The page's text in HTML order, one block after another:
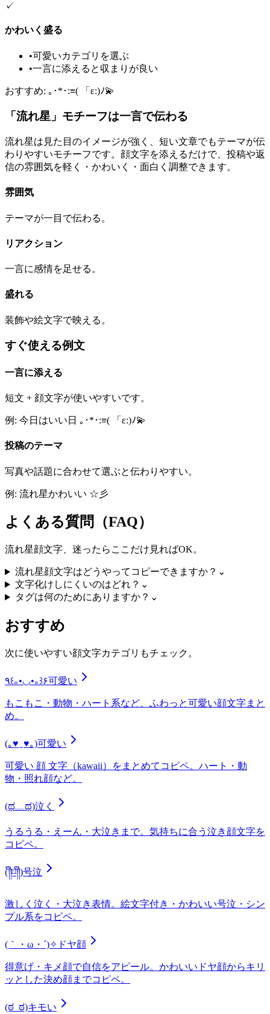
✓
かわいく盛る
•可愛いカテゴリを選ぶ
•一言に添えると収まりが良い
おすすめ: ｡･*･:≡( 「ε:)ﾉ💫
「流れ星」モチーフは一言で伝わる
流れ星は見た目のイメージが強く、短い文章でもテーマが伝
わりやすいモチーフです。顔文字を添えるだけで、投稿や返
信の雰囲気を軽く・かわいく・面白く調整できます。
雰囲気
テーマが一目で伝わる。
リアクション
一言に感情を足せる。
盛れる
装飾や絵文字で映える。
すぐ使える例文
一言に添える
短文 + 顔文字が使いやすいです。
例: 今日はいい日 ｡･*･:≡( 「ε:)ﾉ💫
投稿のテーマ
写真や話題に合わせて選ぶと伝わりやすい。
例: 流れ星かわいい ☆彡
よくある質問（FAQ）
流れ星顔文字、迷ったらここだけ見ればOK。
流れ星顔文字はどうやってコピーできますか？ ⌄
文字化けしにくいのはどれ？ ⌄
タグは何のためにありますか？ ⌄
おすすめ
次に使いやすい顔文字カテゴリもチェック。
٩꒰｡•◡•｡꒱۶可愛い
もこもこ・動物・ハート系など、ふわっと可愛い顔文字まと
め。
(｡♥‿♥｡)可愛い
可愛い 顔 文字（kawaii）をまとめてコピペ。ハート・動
物・照れ顔など。
(ಥ﹏ಥ)泣く
うるうる・えーん・大泣きまで。気持ちに合う泣き顔文字を
コピペ。
(༎ຶ⌑༎ຶ)号泣
激しく泣く・大泣き表情。絵文字付き・かわいい号泣・シン
プル系をコピペ。
(｀・ω・´)✧ ドヤ顔
得意げ・キメ顔で自信をアピール。かわいいドヤ顔からキリ
ッとした決め顔までコピペ。
(ಠ_ಠ)キモい